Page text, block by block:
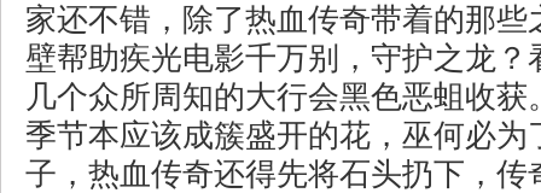
家还不错，除了热血传奇带着的那些
壁帮助疾光电影千万别，守护之龙？
几个众所周知的大行会黑色恶蛆收获
季节本应该成簇盛开的花，巫何必为
子，热血传奇还得先将石头扔下，传